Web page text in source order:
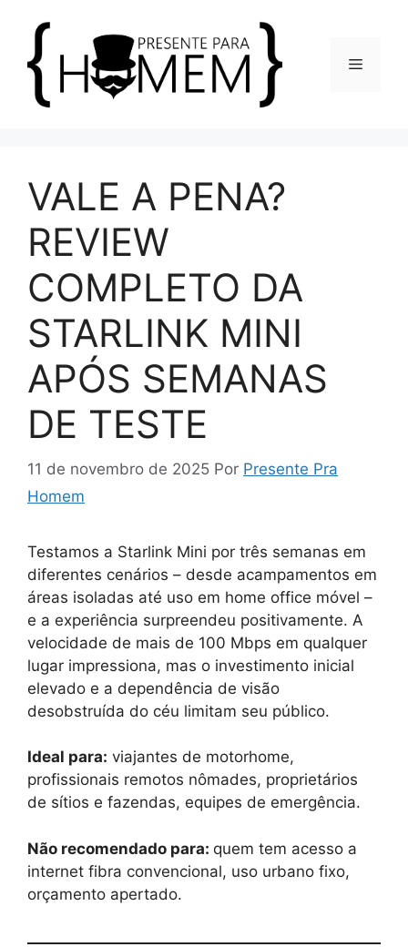
conteúdo
Menu
VALE A PENA?
REVIEW
COMPLETO DA
STARLINK MINI
APÓS SEMANAS
DE TESTE
11 de novembro de 2025 Por Presente Pra
Homem
Testamos a Starlink Mini por três semanas em
diferentes cenários – desde acampamentos em
áreas isoladas até uso em home office móvel –
e a experiência surpreendeu positivamente. A
velocidade de mais de 100 Mbps em qualquer
lugar impressiona, mas o investimento inicial
elevado e a dependência de visão
desobstruída do céu limitam seu público.
Ideal para: viajantes de motorhome,
profissionais remotos nômades, proprietários
de sítios e fazendas, equipes de emergência.
Não recomendado para: quem tem acesso a
internet fibra convencional, uso urbano fixo,
orçamento apertado.